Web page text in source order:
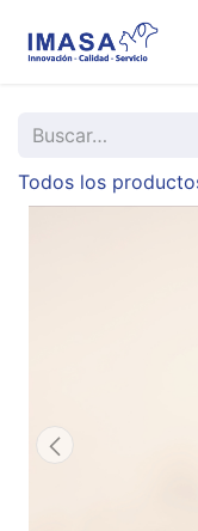
Todos los